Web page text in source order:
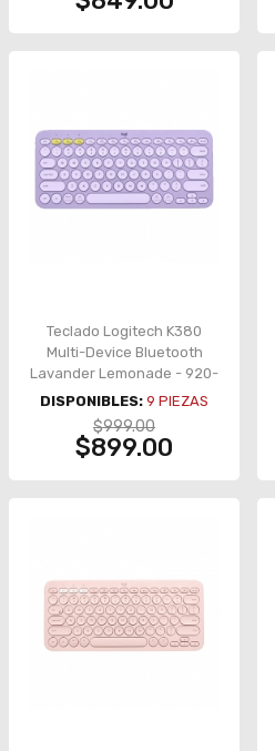
Teclado Logitech K380
Multi-Device Bluetooth
Lavander Lemonade - 920-
011150
DISPONIBLES: 9 PIEZAS
$999.00
$899.00